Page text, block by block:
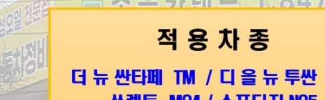
리프트 업해서 확인 >> 타이밍체인소음 확인>> 교환